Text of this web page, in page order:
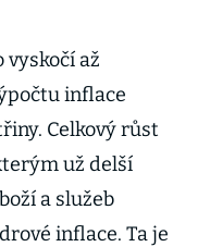
vyskočí až
inflace
Celkový růst
už delší
a služeb
inflace. Ta je